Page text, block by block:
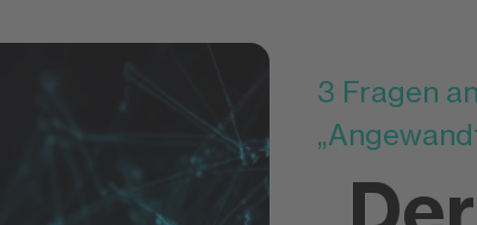
3 Fragen